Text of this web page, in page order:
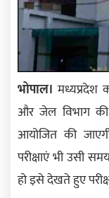
भोपाल।मध्यप्रदेश
और जेल विभाग
आयोजित की
परीक्षाएं भी उसी
हो इसे देखते हुए